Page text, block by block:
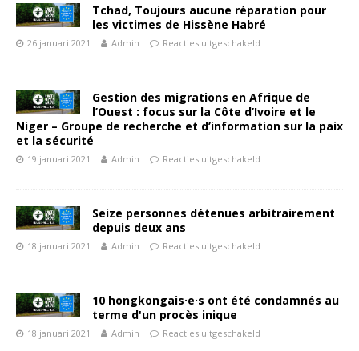
Tchad, Toujours aucune réparation pour
les victimes de Hissène Habré
26 januari 2021 Admin Reacties uitgeschakeld
Gestion des migrations en Afrique de
l’Ouest : focus sur la Côte d’Ivoire et le
Niger – Groupe de recherche et d’information sur la paix
et la sécurité
19 januari 2021 Admin Reacties uitgeschakeld
Seize personnes détenues arbitrairement
depuis deux ans
18 januari 2021 Admin Reacties uitgeschakeld
10 hongkongais·e·s ont été condamnés au
terme d'un procès inique
18 januari 2021 Admin Reacties uitgeschakeld